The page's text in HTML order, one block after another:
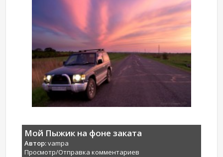
Мой Пыжик на фоне заката
Автор:vampa
Просмотр/Отправка комментариев